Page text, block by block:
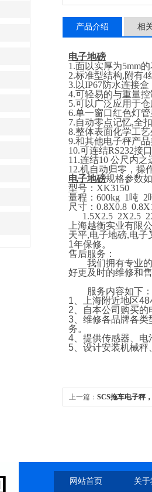
产品介绍 相
电子地磅
1.面以实厚为5mm
2.标准型结构,附有4
3. 以IP67防水连接盒
4.可轻易的与重量
5.可以广泛应用于
6.单一窗口红色灯
7.自动零点记忆,全
8.整体表面化学工
9.和其他电子秤产
10.可连结RS232接
11.连结10 公尺内之
12.机自动归零，操
电子地磅规格参数
型号： XK3150
量程： 600kg 1 吨 2
尺寸： 0.8X0.8
1.5X2.5 2X2.5
上海越衡实业有限
天平,电子地磅,电子
1年保修。
售后服务：
我们拥有专业的
好更及时的维修和
服务内容如下：
1 、上海附近地区48
2 、自本公司购买
3 、维修各品牌各
务。
4 、提供传感器、
5 、设计安装机械
上一篇： SCS拖车电子秤
网站首页 关